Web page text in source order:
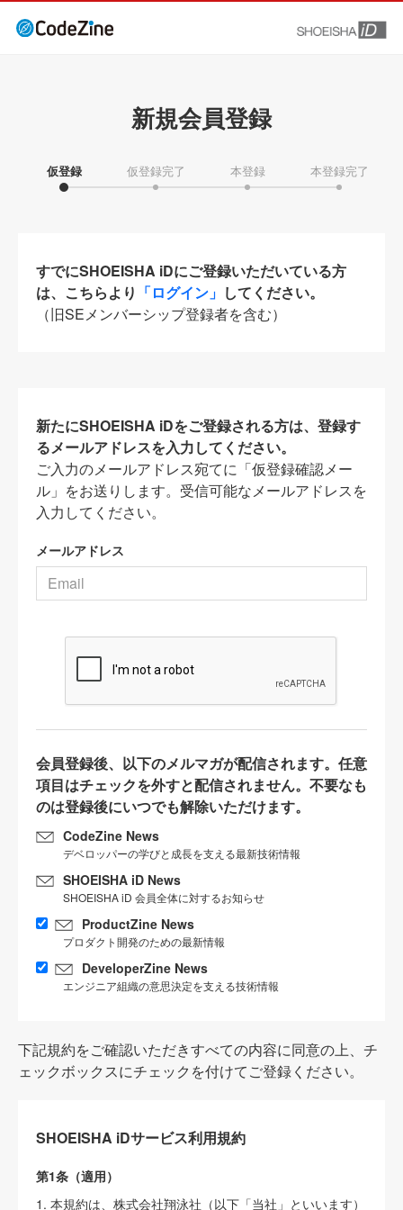
新規会員登録
仮登録 仮登録完了 本登録 本登録完了
すでにSHOEISHA iDにご登録いただいている方
は、こちらより 「ログイン」 してください。
（旧SEメンバーシップ登録者を含む）
新たにSHOEISHA iDをご登録される方は、登録す
るメールアドレスを入力してください。
ご入力のメールアドレス宛てに「仮登録確認メー
ル」をお送りします。受信可能なメールアドレスを
入力してください。
メールアドレス
会員登録後、以下のメルマガが配信されます。任意
項目はチェックを外すと配信されません。不要なも
のは登録後にいつでも解除いただけます。
CodeZine News
デベロッパーの学びと成長を支える最新技術情報
SHOEISHA iD News
SHOEISHA iD 会員全体に対するお知らせ
ProductZine News
プロダクト開発のための最新情報
DeveloperZine News
エンジニア組織の意思決定を支える技術情報
下記規約をご確認いただきすべての内容に同意の上、チ
ェックボックスにチェックを付けてご登録ください。
SHOEISHA iDサービス利用規約
第1条（適用）
1. 本規約は、株式会社翔泳社（以下「当社」といいます）